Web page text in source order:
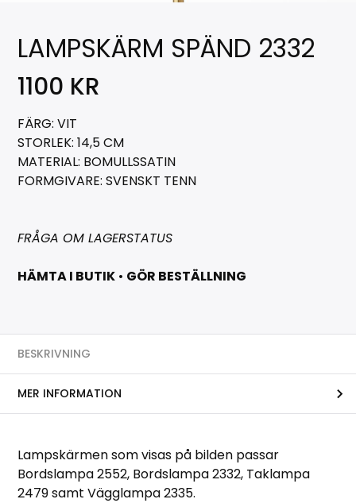
LAMPSKÄRM SPÄND 2332
1100 KR
FÄRG: VIT
STORLEK: 14,5 CM
MATERIAL: BOMULLSSATIN
FORMGIVARE: SVENSKT TENN
FRÅGA OM LAGERSTATUS
HÄMTA I BUTIK • GÖR BESTÄLLNING
BESKRIVNING
MER INFORMATION
Lampskärmen som visas på bilden passar
Bordslampa 2552, Bordslampa 2332, Taklampa
2479 samt Vägglampa 2335.